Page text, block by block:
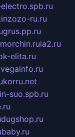
ru.ru
ia2.ru
elita.ru
korru.net
suo.spb.ru
dugshop.ru